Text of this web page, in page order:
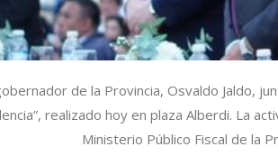
de la Provincia, Osvaldo Jaldo,
realizado hoy en plaza Alberdi. La
Ministerio Público Fiscal de la